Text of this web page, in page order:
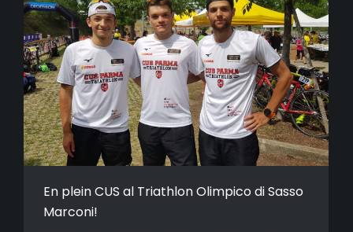
En plein CUS al Triathlon Olimpico di Sasso
Marconi!